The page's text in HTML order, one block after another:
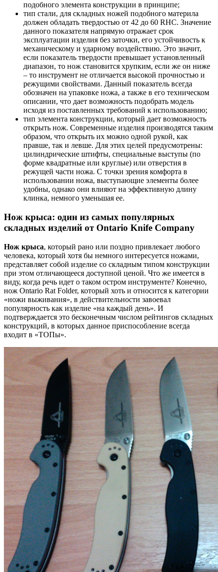
подобного элемента конструкции в принципе;
тип стали, для складных ножей подобного материла
должен обладать твердостью от 42 до 60 RHC. Значение
данного показателя напрямую отражает срок
эксплуатации изделия без заточки, его устойчивость к
механическому и ударному воздействию. Это значит,
если показатель твердости превышает установленный
диапазон, то нож становится хрупким, если же он ниже
– то инструмент не отличается высокой прочностью и
режущими свойствами. Данный показатель всегда
обозначен на упаковке ножа, а также в его техническом
описании, что дает возможность подобрать модель
исходя из поставленных требований к использованию;
тип элемента конструкции, который дает возможность
открыть нож. Современные изделия производятся таким
образом, что открыть их можно одной рукой, как
правше, так и левше. Для этих целей предусмотрены:
цилиндрические штифты, специальные выступы (по
форме квадратные или круглые) или отверстия в
режущей части ножа. С точки зрения комфорта в
использовании ножа, выступающие элементы более
удобны, однако они влияют на эффективную длину
клинка, немного уменьшая ее.
Нож крыса: один из самых популярных
складных изделий от Ontario Knife Company
Нож крыса, который рано или поздно привлекает любого
человека, который хотя бы немного интересуется ножами,
представляет собой изделие со складным типом конструкции
при этом отличающееся доступной ценой. Что же имеется в
виду, когда речь идет о таком остром инструменте? Конечно,
нож Ontario Rat Folder, который хоть и относится к категории
«ножи выживания», в действительности завоевал
популярность как изделие «на каждый день». И
подтверждается это бесконечным числом рейтингов складных
конструкций, в которых данное приспособление всегда
входит в «ТОПы».